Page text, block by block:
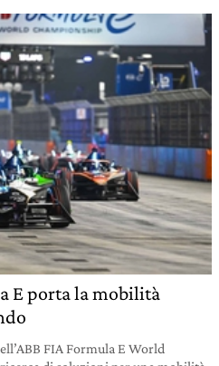
E porta la mobilità
FIA Formula E World